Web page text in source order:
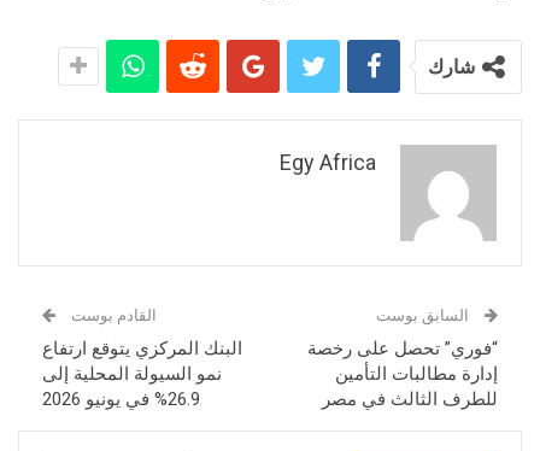
شارك
Egy Africa
السابق بوست
“فوري” تحصل على رخصة
إدارة مطالبات التأمين
للطرف الثالث في مصر
القادم بوست
البنك المركزي يتوقع ارتفاع
نمو السيولة المحلية إلى
26.9% في يونيو 2026